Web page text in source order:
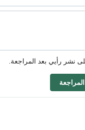
نشر رأيي بعد المراجعة.